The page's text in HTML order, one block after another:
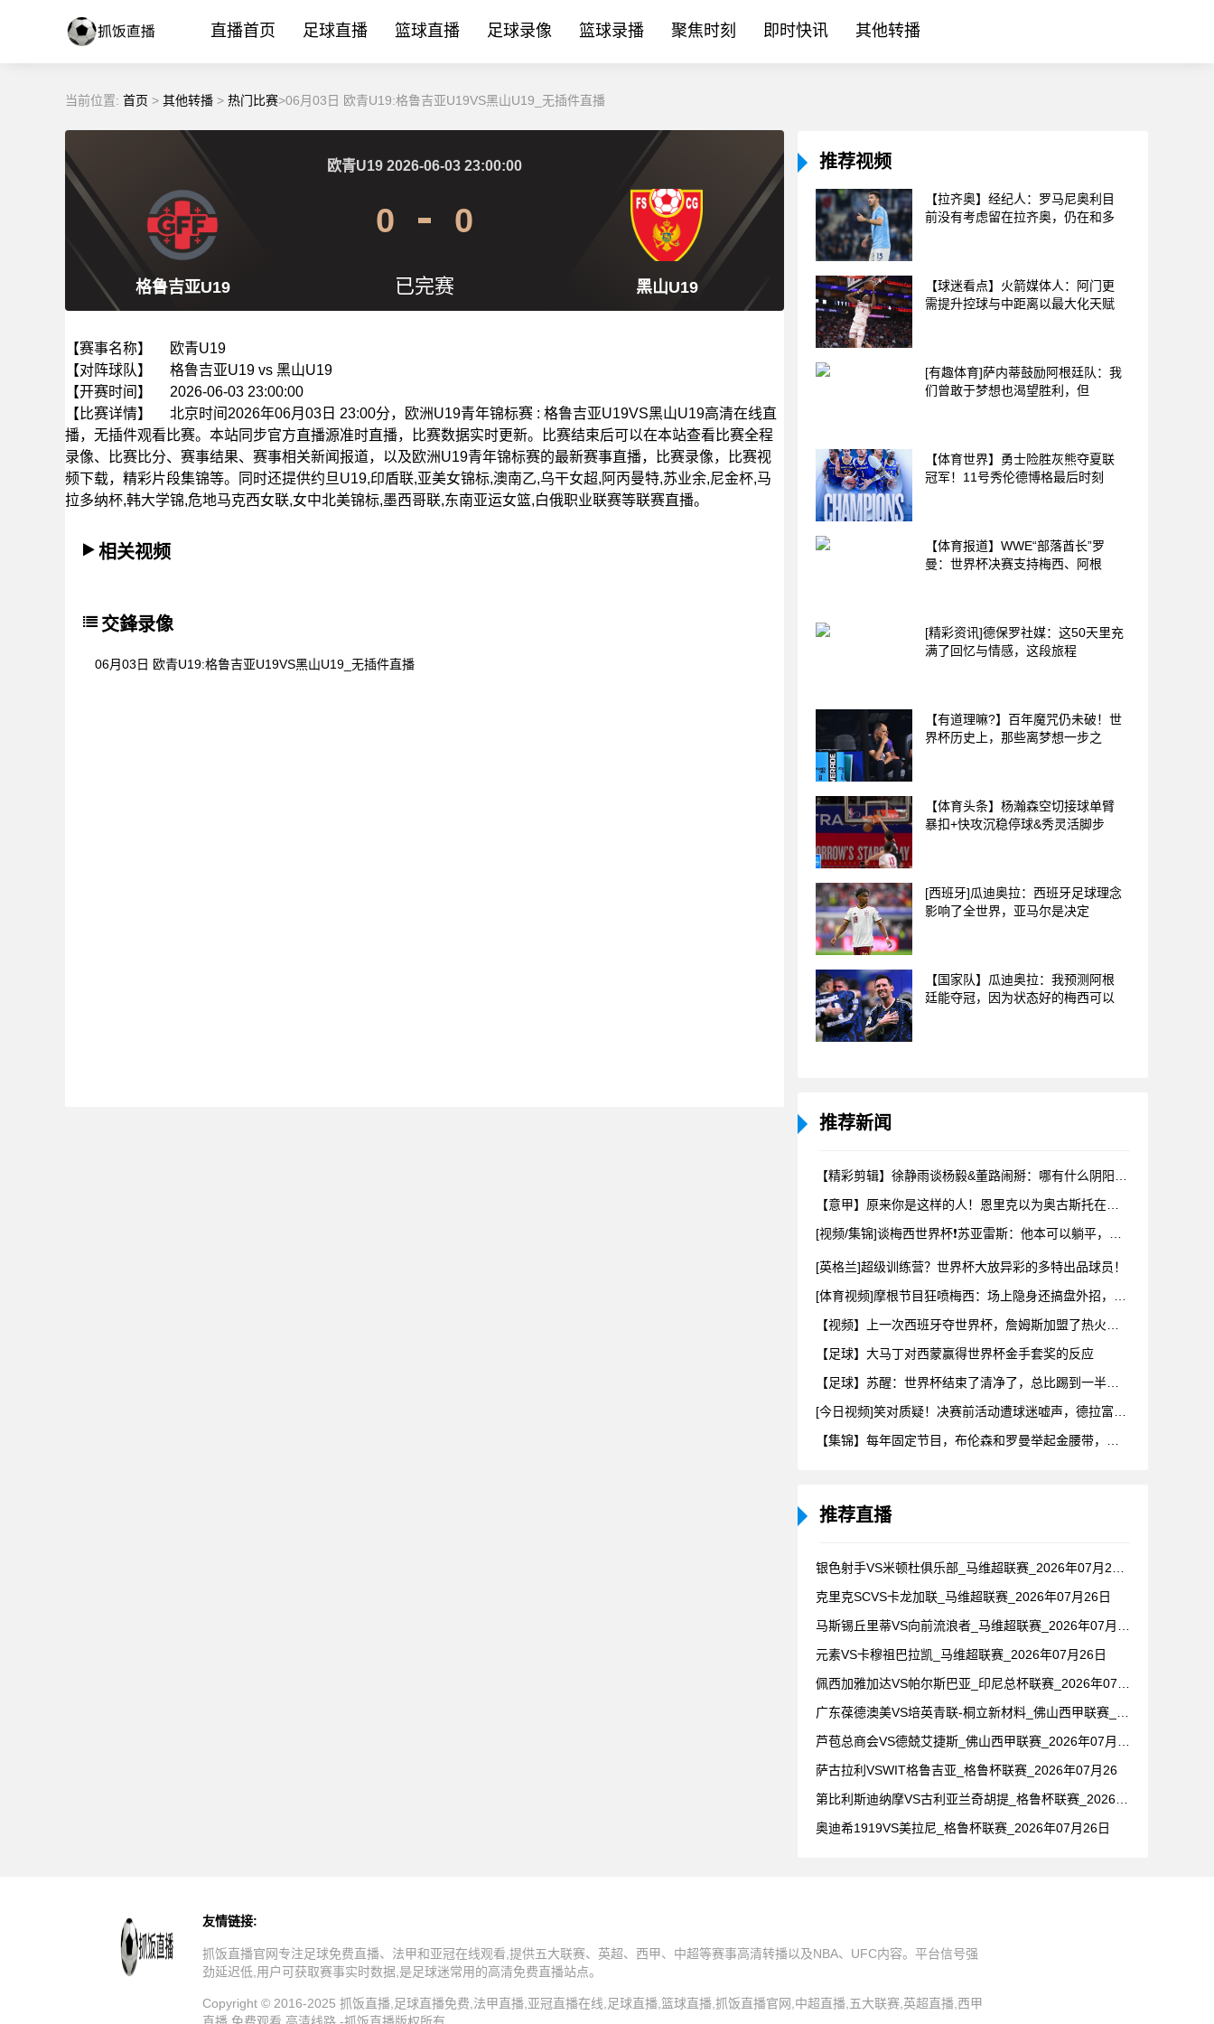
直播首页 足球直播 篮球直播 足球录像 篮球录播 聚焦时刻 即时快讯 其他转播
当前位置: 首页 > 其他转播 > 热门比赛>06月03日 欧青U19:格鲁吉亚U19VS黑山U19_无插件直播
格鲁吉亚U19 黑山U19
欧青U19 2026-06-03 23:00:00
0 0
已完赛
【赛事名称】
欧青U19
【对阵球队】
格鲁吉亚U19 vs 黑山U19
【开赛时间】
2026-06-03 23:00:00
【比赛详情】
北京时间2026年06月03日 23:00分，欧洲U19青年锦标赛 : 格鲁吉亚U19VS黑山U19高清在线直
播，无插件观看比赛。本站同步官方直播源准时直播，比赛数据实时更新。比赛结束后可以在本站查看比赛全程
录像、比赛比分、赛事结果、赛事相关新闻报道，以及欧洲U19青年锦标赛的最新赛事直播，比赛录像，比赛视
频下载，精彩片段集锦等。同时还提供约旦U19,印盾联,亚美女锦标,澳南乙,乌干女超,阿丙曼特,苏业余,尼金杯,马
拉多纳杯,韩大学锦,危地马克西女联,女中北美锦标,墨西哥联,东南亚运女篮,白俄职业联赛等联赛直播。
相关视频
交鋒录像
06月03日 欧青U19:格鲁吉亚U19VS黑山U19_无插件直播
推荐视频
【拉齐奥】经纪人：罗马尼奥利目
前没有考虑留在拉齐奥，仍在和多
【球迷看点】火箭媒体人：阿门更
需提升控球与中距离以最大化天赋
[有趣体育]萨内蒂鼓励阿根廷队：我
们曾敢于梦想也渴望胜利，但
【体育世界】勇士险胜灰熊夺夏联
冠军！11号秀伦德博格最后时刻
【体育报道】WWE“部落酋长”罗
曼：世界杯决赛支持梅西、阿根
[精彩资讯]德保罗社媒：这50天里充
满了回忆与情感，这段旅程
【有道理嘛?】百年魔咒仍未破！世
界杯历史上，那些离梦想一步之
【体育头条】杨瀚森空切接球单臂
暴扣+快攻沉稳停球&秀灵活脚步
[西班牙]瓜迪奥拉：西班牙足球理念
影响了全世界，亚马尔是决定
【国家队】瓜迪奥拉：我预测阿根
廷能夺冠，因为状态好的梅西可以
推荐新闻
[英格兰]超级训练营？世界杯大放异彩的多特出品球员！
【足球】大马丁对西蒙赢得世界杯金手套奖的反应
推荐直播
克里克SCVS卡龙加联_马维超联赛_2026年07月26日
元素VS卡穆祖巴拉凯_马维超联赛_2026年07月26日
萨古拉利VSWIT格鲁吉亚_格鲁杯联赛_2026年07月26
奥迪希1919VS美拉尼_格鲁杯联赛_2026年07月26日
友情链接:
抓饭直播官网专注足球免费直播、法甲和亚冠在线观看,提供五大联赛、英超、西甲、中超等赛事高清转播以及NBA、UFC内容。平台信号强
劲延迟低,用户可获取赛事实时数据,是足球迷常用的高清免费直播站点。
Copyright © 2016-2025 抓饭直播,足球直播免费,法甲直播,亚冠直播在线,足球直播,篮球直播,抓饭直播官网,中超直播,五大联赛,英超直播,西甲